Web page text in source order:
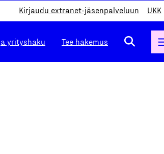
Kirjaudu extranet-jäsenpalveluun UKK
yrityshaku Tee hakemus